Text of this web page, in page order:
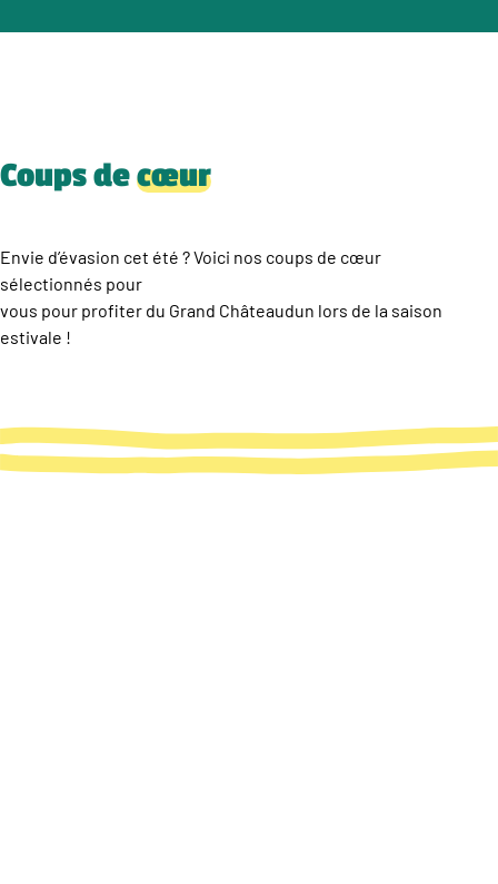
Coups decœur
Envie d’évasion cet été ? Voici nos coups de cœur
sélectionnés pour
vous pour profiter du Grand Châteaudun lors de la saison
estivale !